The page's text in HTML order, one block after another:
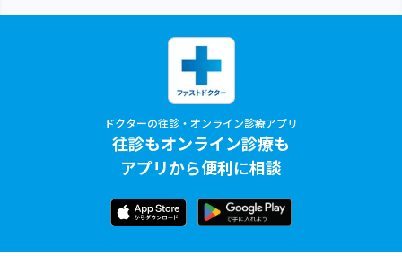
ドクターの往診・オンライン診療アプリ
往診もオンライン診療も
アプリから便利に相談